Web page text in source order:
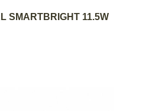
AL CARRITO
SMARTBRIGHT 11.5W